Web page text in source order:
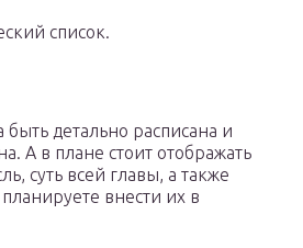
список.
быть детально расписана и
А в плане стоит отображать
суть всей главы, а также
внести их в